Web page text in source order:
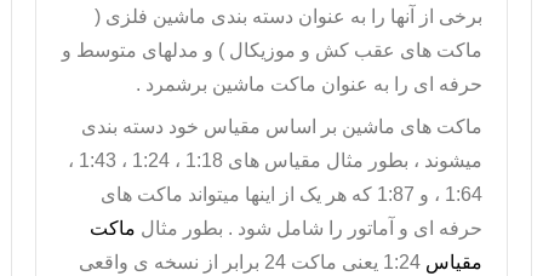
برخی از آنها را به عنوان دسته بندی ماشین فلزی (
ماکت های عقب کش و موزیکال ) و مدلهای متوسط و
حرفه ای را به عنوان ماکت ماشین برشمرد .
ماکت های ماشین بر اساس مقیاس خود دسته بندی
میشوند ، بطور مثال مقیاس های 1:18 ، 1:24 ، 1:43 ،
1:64 ، و 1:87 که هر یک از اینها میتواند ماکت های
حرفه ای و آماتور را شامل شود . بطور مثال ماکت
مقیاس
1:24 یعنی ماکت 24 برابر از نسخه ی واقعی